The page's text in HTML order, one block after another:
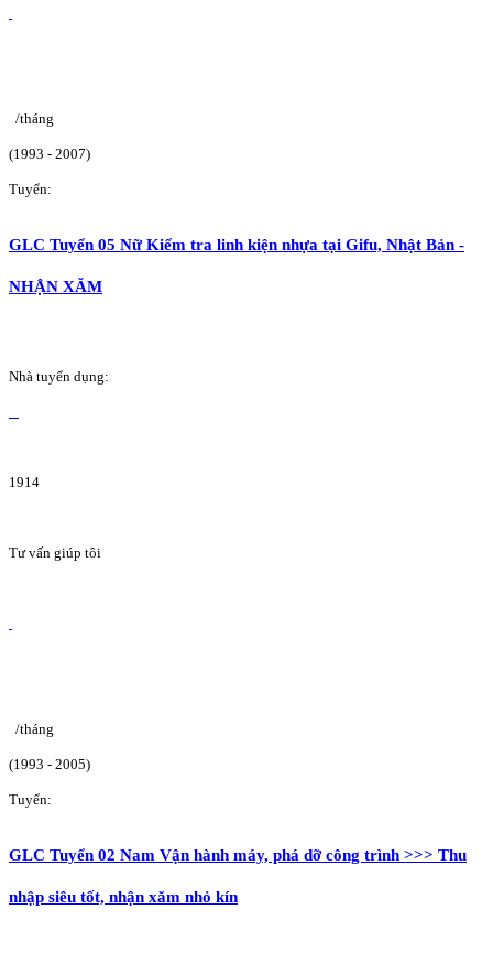
/tháng
(1993 - 2007)
Tuyển:
GLC Tuyển 05 Nữ Kiểm tra linh kiện nhựa tại Gifu, Nhật Bản -
NHẬN XĂM
Nhà tuyển dụng:
1914
Tư vấn giúp tôi
/tháng
(1993 - 2005)
Tuyển:
GLC Tuyển 02 Nam Vận hành máy, phá dỡ công trình >>> Thu
nhập siêu tốt, nhận xăm nhỏ kín